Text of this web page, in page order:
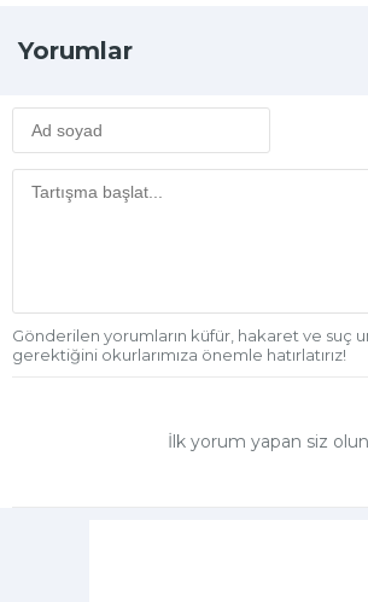
Yorumlar
Gönderilen yorumların küfür, hakaret ve suç
gerektiğini okurlarımıza önemle hatırlatırız!
İlk yorum yapan siz